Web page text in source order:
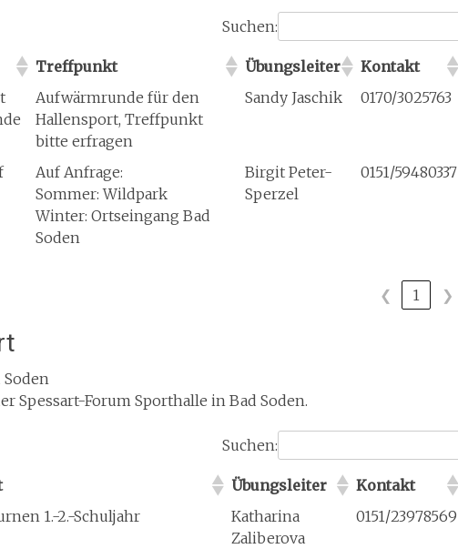
Suchen:
Treffpunkt Übungsleiter
Kontakt
Aufwärmrunde für den
Hallensport, Treffpunkt
bitte erfragen
Sandy Jaschik 0170/3025763
Auf Anfrage:
Sommer: Wildpark
Winter: Ortseingang Bad
Soden
Birgit Peter-
Sperzel
0151/59480337
❮ 1 ❯
Spessart-Forum Sporthalle in Bad Soden.
Suchen:
Übungsleiter
Kontakt
1.-2.-Schuljahr
Katharina
Zaliberova
0151/23978569